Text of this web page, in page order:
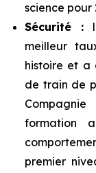
science pour
Sécurité :
meilleur
histoire et a
de train de
formation
premier